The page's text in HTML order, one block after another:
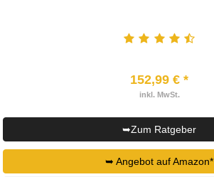
152,99 € *
inkl. MwSt.
➥Zum Ratgeber
➥ Angebot auf Amazon*